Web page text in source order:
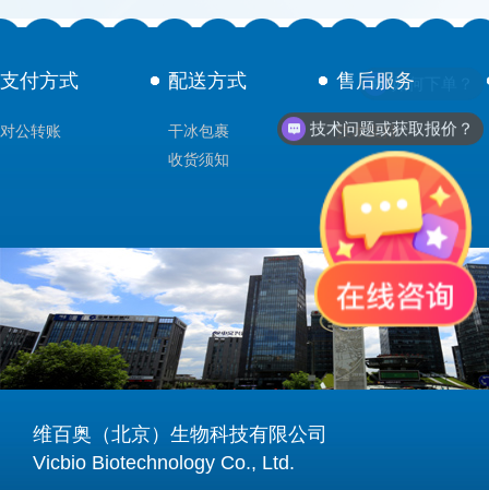
支付方式
对公转账
配送方式
干冰包裹
收货须知
售后服务
技术支持
维百奥（北京）生物科技有限公司
Vicbio Biotechnology Co., Ltd.
技术问题或获取报价？
如何下单？